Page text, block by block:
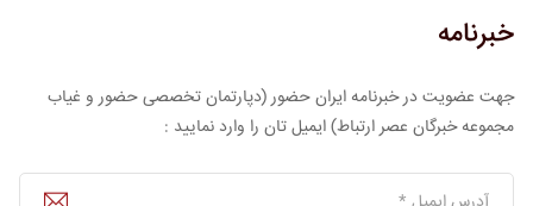
خبرنامه
جهت عضویت در خبرنامه ایران حضور (دپارتمان تخصصی حضور و غیاب
مجموعه خبرگان عصر ارتباط) ایمیل تان را وارد نمایید :